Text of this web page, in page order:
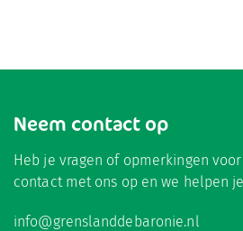
Neem contact op
Heb je vragen of opmerkingen
contact met ons op en we helpen
info@grenslanddebaronie.nl